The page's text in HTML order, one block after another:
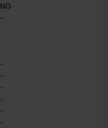
NO
-
-
-
-
-
-
-